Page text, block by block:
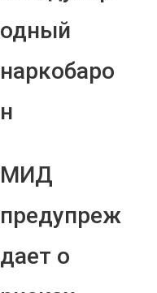
одный
наркобаро
н
МИД
предупреж
дает о